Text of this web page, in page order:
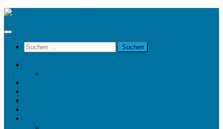
Unter
Inhalt
Suchen
nach: